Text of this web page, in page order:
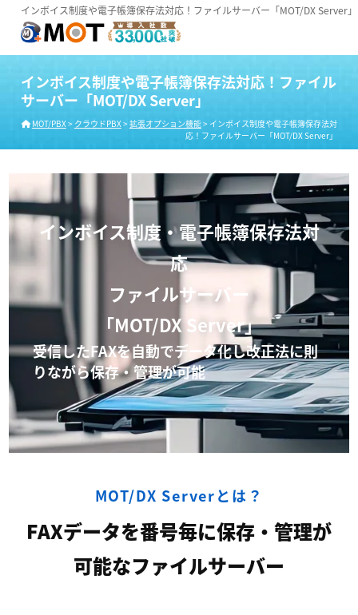
インボイス制度や電子帳簿保存法対応！ファイルサーバー「MOT/DX Server」
インボイス制度や電子帳簿保存法対応！ファイル
サーバー「MOT/DX Server」
MOT/PBX> クラウドPBX> 拡張オプション機能> インボイス制度や電子帳簿保存法対
応！ファイルサーバー「MOT/DX Server」
インボイス制度・電子帳簿保存法対
応
ファイルサーバー
「MOT/DX Server」
受信したFAXを自動でデータ化し改正法に則
りながら保存・管理が可能
MOT/DX Serverとは？
FAXデータを番号毎に保存・管理が
可能なファイルサーバー